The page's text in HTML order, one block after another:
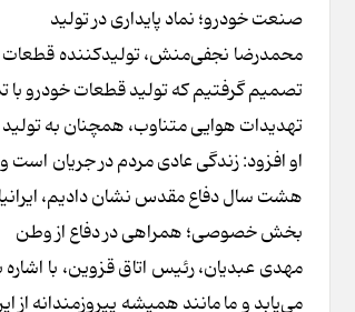
صنعت خودرو؛ نماد پایداری در تولید
محمدرضا نجفی‌منش، تولیدکننده قطعات
تصمیم گرفتیم که تولید قطعات خودرو با
تهدیدات هوایی متناوب، همچنان به
او افزود: زندگی عادی مردم در جریان
هشت سال دفاع مقدس نشان دادیم،
بخش خصوصی؛ همراهی در دفاع از وطن
مهدی عبدیان، رئیس اتاق قزوین، با
می‌یابد و ما مانند همیشه پیروزمندانه